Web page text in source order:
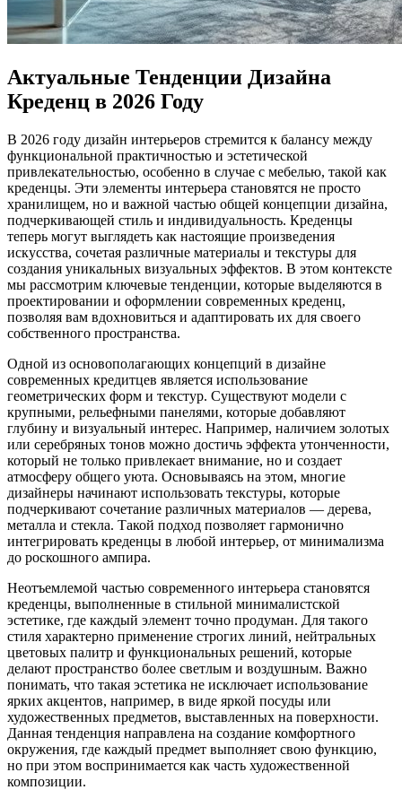
Актуальные Тенденции Дизайна
Креденц в 2026 Году
В 2026 году дизайн интерьеров стремится к балансу между
функциональной практичностью и эстетической
привлекательностью, особенно в случае с мебелью, такой как
креденцы. Эти элементы интерьера становятся не просто
хранилищем, но и важной частью общей концепции дизайна,
подчеркивающей стиль и индивидуальность. Креденцы
теперь могут выглядеть как настоящие произведения
искусства, сочетая различные материалы и текстуры для
создания уникальных визуальных эффектов. В этом контексте
мы рассмотрим ключевые тенденции, которые выделяются в
проектировании и оформлении современных креденц,
позволяя вам вдохновиться и адаптировать их для своего
собственного пространства.
Одной из основополагающих концепций в дизайне
современных кредитцев является использование
геометрических форм и текстур. Существуют модели с
крупными, рельефными панелями, которые добавляют
глубину и визуальный интерес. Например, наличием золотых
или серебряных тонов можно достичь эффекта утонченности,
который не только привлекает внимание, но и создает
атмосферу общего уюта. Основываясь на этом, многие
дизайнеры начинают использовать текстуры, которые
подчеркивают сочетание различных материалов — дерева,
металла и стекла. Такой подход позволяет гармонично
интегрировать креденцы в любой интерьер, от минимализма
до роскошного ампира.
Неотъемлемой частью современного интерьера становятся
креденцы, выполненные в стильной минималистской
эстетике, где каждый элемент точно продуман. Для такого
стиля характерно применение строгих линий, нейтральных
цветовых палитр и функциональных решений, которые
делают пространство более светлым и воздушным. Важно
понимать, что такая эстетика не исключает использование
ярких акцентов, например, в виде яркой посуды или
художественных предметов, выставленных на поверхности.
Данная тенденция направлена на создание комфортного
окружения, где каждый предмет выполняет свою функцию,
но при этом воспринимается как часть художественной
композиции.